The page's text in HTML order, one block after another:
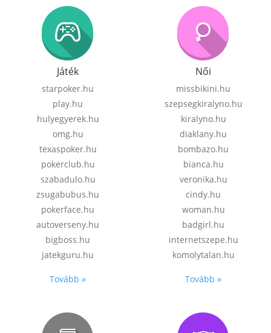
Játék
starpoker.hu
play.hu
hulyegyerek.hu
omg.hu
texaspoker.hu
pokerclub.hu
szabadulo.hu
zsugabubus.hu
pokerface.hu
autoverseny.hu
bigboss.hu
jatekguru.hu
Tovább »
Női
missbikini.hu
szepsegkiralyno.hu
kiralyno.hu
diaklany.hu
bombazo.hu
bianca.hu
veronika.hu
cindy.hu
woman.hu
badgirl.hu
internetszepe.hu
komolytalan.hu
Tovább »